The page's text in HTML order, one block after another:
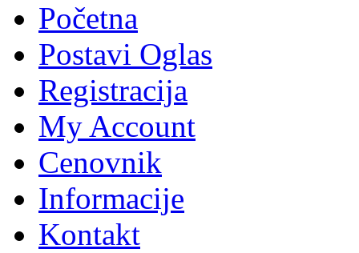
Početna
Postavi Oglas
Registracija
My Account
Cenovnik
Informacije
Kontakt